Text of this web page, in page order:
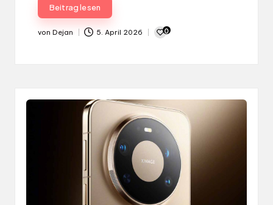
Beitrag lesen
Gepostet
von Dejan 5. April 2026 0